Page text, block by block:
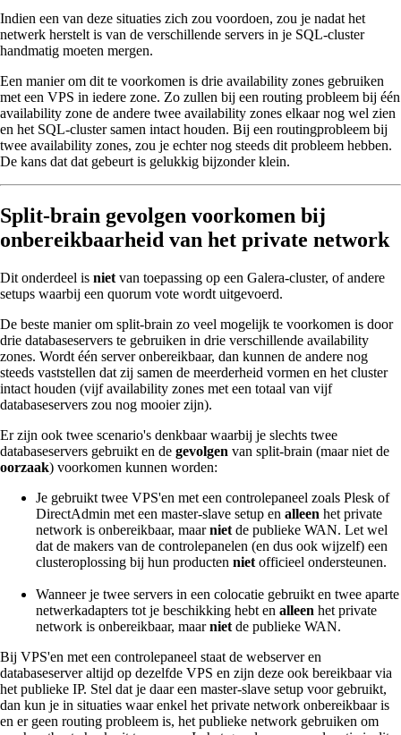
Indien een van deze situaties zich zou voordoen, zou je nadat het
netwerk herstelt is van de verschillende servers in je SQL-cluster
handmatig moeten mergen.
Een manier om dit te voorkomen is drie availability zones gebruiken
met een VPS in iedere zone. Zo zullen bij een routing probleem bij één
availability zone de andere twee availability zones elkaar nog wel zien
en het SQL-cluster samen intact houden. Bij een routingprobleem bij
twee availability zones, zou je echter nog steeds dit probleem hebben.
De kans dat dat gebeurt is gelukkig bijzonder klein.
Split-brain gevolgen voorkomen bij
onbereikbaarheid van het private network
Dit onderdeel is niet van toepassing op een Galera-cluster, of andere
setups waarbij een quorum vote wordt uitgevoerd.
De beste manier om split-brain zo veel mogelijk te voorkomen is door
drie databaseservers te gebruiken in drie verschillende availability
zones. Wordt één server onbereikbaar, dan kunnen de andere nog
steeds vaststellen dat zij samen de meerderheid vormen en het cluster
intact houden (vijf availability zones met een totaal van vijf
databaseservers zou nog mooier zijn).
Er zijn ook twee scenario's denkbaar waarbij je slechts twee
databaseservers gebruikt en de gevolgen van split-brain (maar niet de
oorzaak) voorkomen kunnen worden:
Je gebruikt twee VPS'en met een controlepaneel zoals Plesk of
DirectAdmin met een master-slave setup en alleen het private
network is onbereikbaar, maarniet de publieke WAN. Let wel
dat de makers van de controlepanelen (en dus ook wijzelf) een
clusteroplossing bij hun producten niet officieel ondersteunen.
Wanneer je twee servers in een colocatie gebruikt en twee aparte
netwerkadapters tot je beschikking hebt en alleen het private
network is onbereikbaar, maarniet de publieke WAN.
Bij VPS'en met een controlepaneel staat de webserver en
databaseserver altijd op dezelfde VPS en zijn deze ook bereikbaar via
het publieke IP. Stel dat je daar een master-slave setup voor gebruikt,
dan kun je in situaties waar enkel het private network onbereikbaar is
en er geen routing probleem is, het publieke network gebruiken om